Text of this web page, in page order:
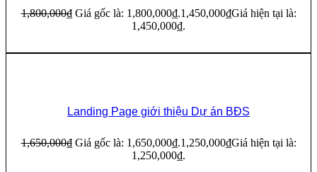
1,800,000₫ Giá gốc là: 1,800,000₫.1,450,000₫Giá hiện tại là:
1,450,000₫.
Landing Page giới thiệu Dự án BĐS
1,650,000₫ Giá gốc là: 1,650,000₫.1,250,000₫Giá hiện tại là:
1,250,000₫.